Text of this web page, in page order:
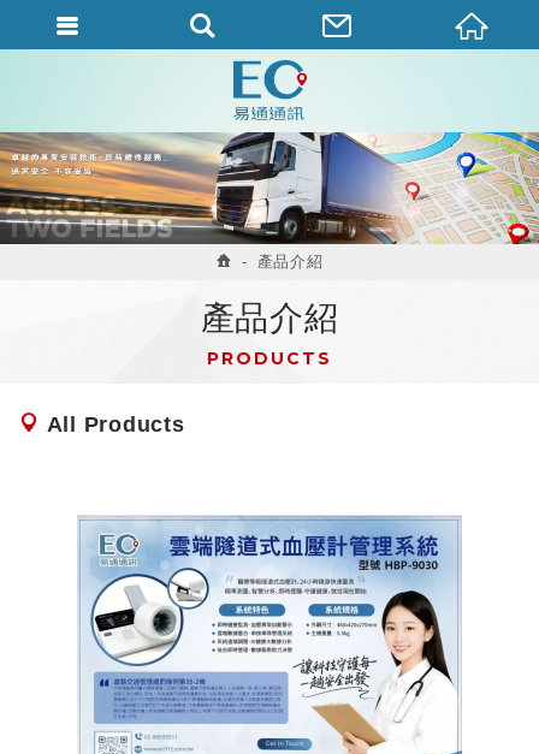
產品介紹
產品介紹
PRODUCTS
All Products